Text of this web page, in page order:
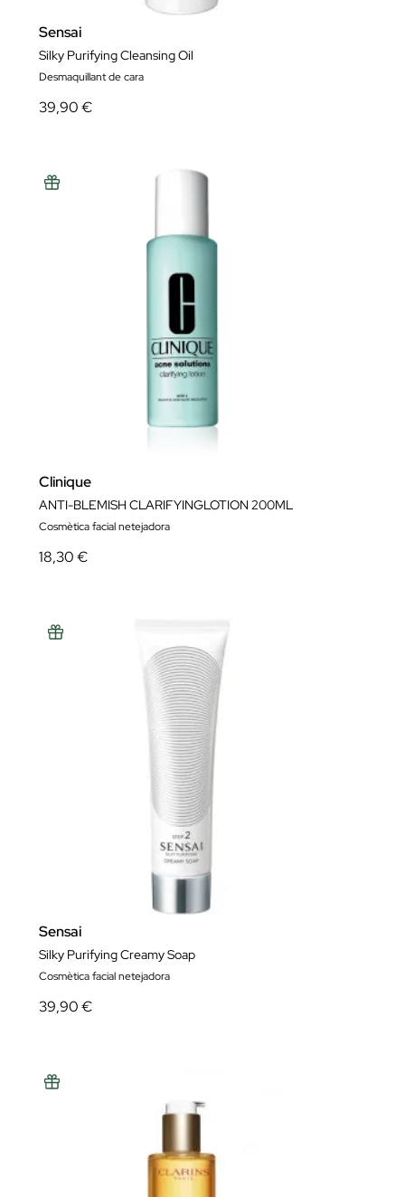
Sensai
Silky Purifying Cleansing Oil
Desmaquillant de cara
39,90 €
Clinique
ANTI-BLEMISH CLARIFYINGLOTION 200ML
Cosmètica facial netejadora
18,30 €
Sensai
Silky Purifying Creamy Soap
Cosmètica facial netejadora
39,90 €